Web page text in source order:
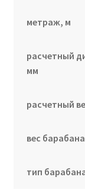
метраж, м
расчетный
мм
расчетный
вес
тип